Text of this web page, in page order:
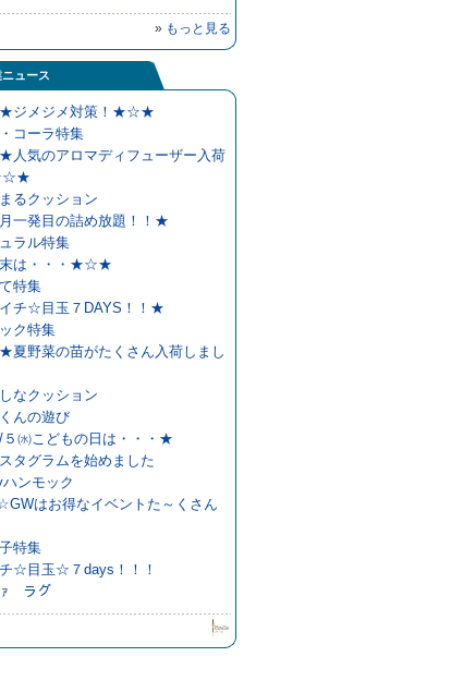
» もっと見る
ュース
メジメ対策！★☆★
コーラ特集
気のアロマディフューザー入荷
るクッション
一発目の詰め放題！！★
ラル特集
末は・・・★☆★
特集
チ☆目玉７DAYS！！★
ク特集
野菜の苗がたくさん入荷しまし
なクッション
んの遊び
㈬こどもの日は・・・★
タグラムを始めました
ンモック
はお得なイベントた～くさん
特集
☆目玉☆７days！！！
ｧ ラグ